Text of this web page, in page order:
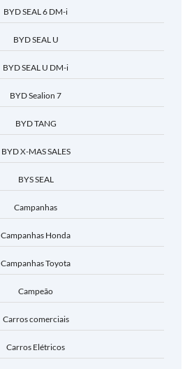
BYD SEAL 6 DM-i
BYD SEAL U
BYD SEAL U DM-i
BYD Sealion 7
BYD TANG
BYD X-MAS SALES
BYS SEAL
Campanhas
Campanhas Honda
Campanhas Toyota
Campeão
Carros comerciais
Carros Elétricos